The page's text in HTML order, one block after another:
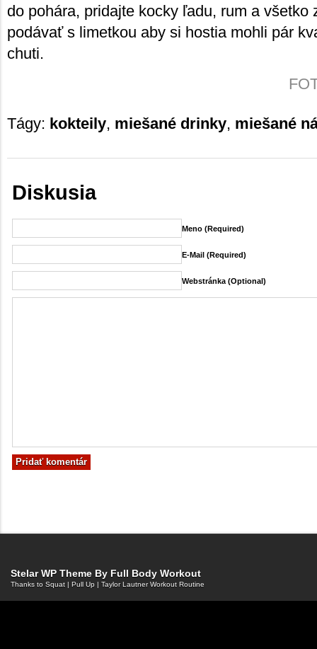
do pohára, pridajte kocky ľadu, rum a všetko
podávať s limetkou aby si hostia mohli pár
chuti.
Tágy: kokteily, miešané drinky, miešané
Diskusia
Meno (required)
E-Mail (required)
Webstránka (Optional)
Stelar WP Theme By Full Body Workout
Thanks to Squat | Pull Up | Taylor Lautner Workout Routine